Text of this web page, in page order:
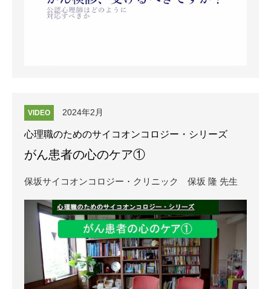
VIDEO 2024年2月
心理職のためのサイコオンコロジー・シリーズ
がん患者の心のケア①
保坂サイコオンコロジー・クリニック 保坂 隆 先生